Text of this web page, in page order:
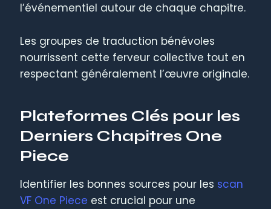
l’événementiel autour de chaque chapitre.
Les groupes de traduction bénévoles
nourrissent cette ferveur collective tout en
respectant généralement l’œuvre originale.
Plateformes Clés pour les
Derniers Chapitres One
Piece
Identifier les bonnes sources pour les scan
VF One Piece est crucial pour une